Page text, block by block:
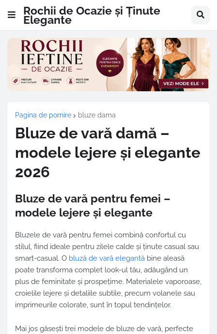
Rochii de Ocazie și Ținute
Elegante
Pagina de pornire bluze dama
Bluze de vară damă –
modele lejere și elegante
2026
Bluze de vară pentru femei –
modele lejere și elegante
Bluzele de vară pentru femei combină confortul cu
stilul, fiind ideale pentru zilele calde și ținute casual sau
smart-casual. O bluză de vară elegantă bine aleasă
poate transforma complet look-ul tău, adăugând un
plus de feminitate și prospețime. Materialele vaporoase,
croielile lejere și detaliile subtile, precum volanele sau
imprimeurile colorate, sunt în topul tendințelor.
Mai jos găsești trei modele de bluze de vară, perfecte